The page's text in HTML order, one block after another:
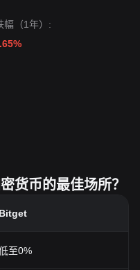
幅（1年）:
货币的最佳场所？
Bitget
至0%